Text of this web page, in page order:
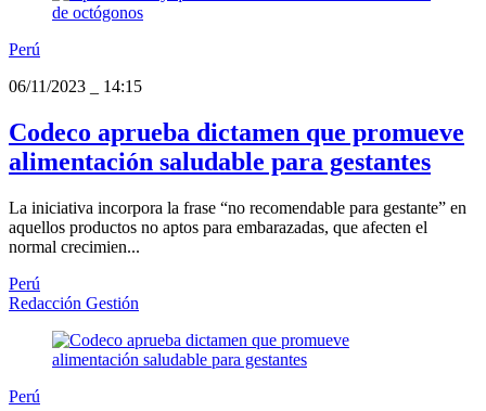
Perú
06/11/2023
14:15
Codeco aprueba dictamen que promueve
alimentación saludable para gestantes
La iniciativa incorpora la frase “no recomendable para gestante” en
aquellos productos no aptos para embarazadas, que afecten el
normal crecimien...
Perú
Redacción Gestión
Perú